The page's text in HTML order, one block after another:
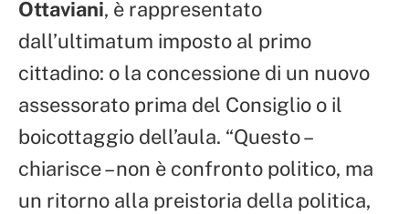
Ottaviani, è rappresentato
dall’ultimatum imposto al primo
cittadino: o la concessione di un nuovo
assessorato prima del Consiglio o il
boicottaggio dell’aula. “Questo –
chiarisce – non è confronto politico, ma
un ritorno alla preistoria della politica,